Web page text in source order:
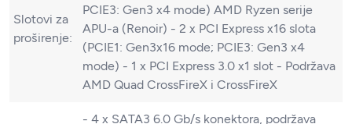
Slotovi za
proširenje:
PCIE3: Gen3 x4 mode) AMD Ryzen serije
APU-a (Renoir) - 2 x PCI Express x16 slota
(PCIE1: Gen3x16 mode; PCIE3: Gen3 x4
mode) - 1 x PCI Express 3.0 x1 slot - Podržava
AMD Quad CrossFireX i CrossFireX
- 4 x SATA3 6.0 Gb/s konektora, podržava